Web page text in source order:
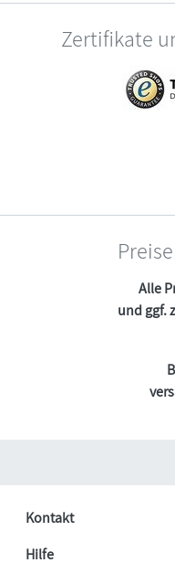
Zertifikate
Alle
und ggf.
Kontakt
Hilfe